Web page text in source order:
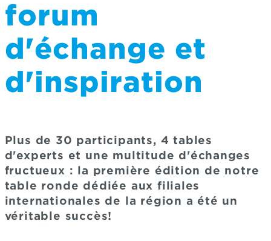
forum
d'échange et
d'inspiration
Plus de 30 participants, 4 tables
d'experts et une multitude d'échanges
fructueux : la première édition de notre
table ronde dédiée aux filiales
internationales de la région a été un
véritable succès!